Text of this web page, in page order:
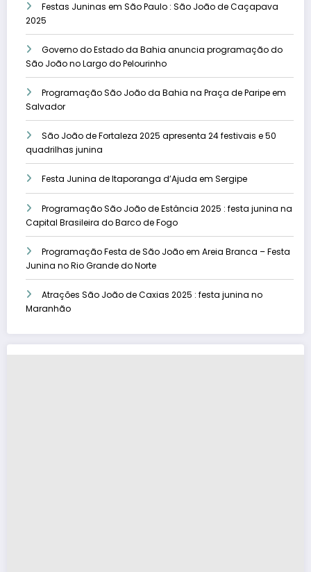
Festas Juninas em São Paulo : São João de Caçapava
2025
Governo do Estado da Bahia anuncia programação do
São João no Largo do Pelourinho
Programação São João da Bahia na Praça de Paripe em
Salvador
São João de Fortaleza 2025 apresenta 24 festivais e 50
quadrilhas junina
Festa Junina de Itaporanga d’Ajuda em Sergipe
Programação São João de Estância 2025 : festa junina na
Capital Brasileira do Barco de Fogo
Programação Festa de São João em Areia Branca – Festa
Junina no Rio Grande do Norte
Atrações São João de Caxias 2025 : festa junina no
Maranhão